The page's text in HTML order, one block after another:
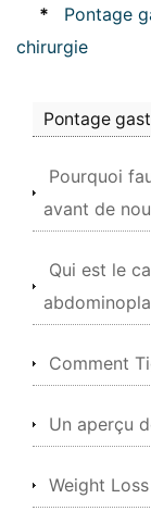
*
Pontage
chirurgie
Pontage
Pourquoi
avant de
Qui est le
Comment
Un aperçu
Weight